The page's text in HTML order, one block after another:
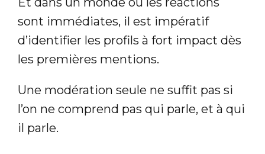
sont immédiates, il est impératif
d’identifier les profils à fort impact dès
les premières mentions.
Une modération seule ne suffit pas si
l’on ne comprend pas qui parle, et à qui
il parle.